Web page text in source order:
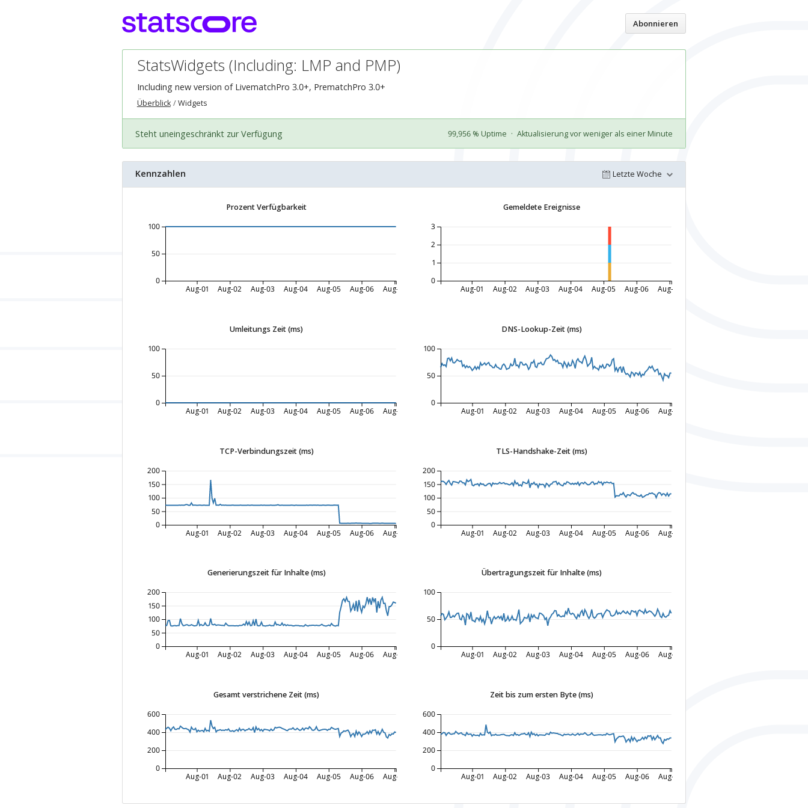
Abonnieren
StatsWidgets (Including: LMP and PMP)
Including new version of LivematchPro 3.0+, PrematchPro 3.0+
Überblick Widgets
Steht uneingeschränkt zur Verfügung 99,956 % Uptime · Aktualisierung vor weniger als einer Minute
Kennzahlen Letzte Woche
Prozent Verfügbarkeit
Aug-01 Aug-02 Aug-03 Aug-04 Aug-05 Aug-06 Aug-07
0
50
100
Gemeldete Ereignisse
Aug-01 Aug-02 Aug-03 Aug-04 Aug-05 Aug-06 Aug-07
0
1
2
3
Umleitungs Zeit (ms)
Aug-01 Aug-02 Aug-03 Aug-04 Aug-05 Aug-06 Aug-07
0
50
100
DNS-Lookup-Zeit (ms)
Aug-01 Aug-02 Aug-03 Aug-04 Aug-05 Aug-06 Aug-07
0
50
100
TCP-Verbindungszeit (ms)
Aug-01 Aug-02 Aug-03 Aug-04 Aug-05 Aug-06 Aug-07
0
50
100
150
200
TLS-Handshake-Zeit (ms)
Aug-01 Aug-02 Aug-03 Aug-04 Aug-05 Aug-06 Aug-07
0
50
100
150
200
Generierungszeit für Inhalte (ms)
Aug-01 Aug-02 Aug-03 Aug-04 Aug-05 Aug-06 Aug-07
0
50
100
150
200
Übertragungszeit für Inhalte (ms)
Aug-01 Aug-02 Aug-03 Aug-04 Aug-05 Aug-06 Aug-07
0
50
100
Gesamt verstrichene Zeit (ms)
Aug-01 Aug-02 Aug-03 Aug-04 Aug-05 Aug-06 Aug-07
0
200
400
600
Zeit bis zum ersten Byte (ms)
Aug-01 Aug-02 Aug-03 Aug-04 Aug-05 Aug-06 Aug-07
0
200
400
600